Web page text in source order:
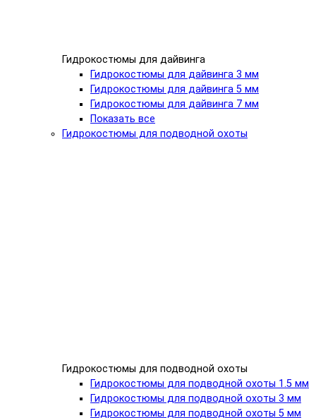
Гидрокостюмы для дайвинга
Гидрокостюмы для дайвинга 3 мм
Гидрокостюмы для дайвинга 5 мм
Гидрокостюмы для дайвинга 7 мм
Показать все
Гидрокостюмы для подводной охоты
Гидрокостюмы для подводной охоты
Гидрокостюмы для подводной охоты 1.5 мм
Гидрокостюмы для подводной охоты 3 мм
Гидрокостюмы для подводной охоты 5 мм